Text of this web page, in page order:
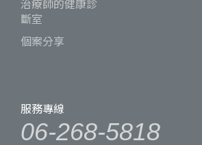
斷室
個案分享
服務專線
06-268-5818